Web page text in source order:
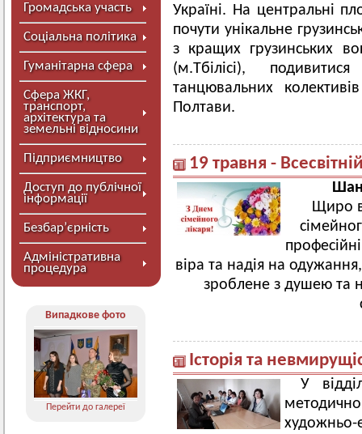
Громадська участь
Соціальна політика
Гуманітарна сфера
Сфера ЖКГ,
транспорт,
архітектура та
земельні відносини
Підприємництво
Доступ до публічної
інформації
Безбар’єрність
Адміністративна
процедура
Випадкове фото
Перейти до галереї
Україні. На центральні
почути унікальне
з кращих грузинських
(м.Тбілісі),
танцювальних
Полтави.
19 травня -
Щиро
віра та надія на
зроблене з душею та
Історія та
У